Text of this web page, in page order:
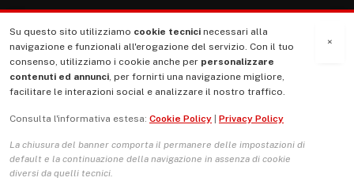
MENU
La Nostra Storia
Le Copertine
L’Associazione
×
Su questo sito utilizziamo cookie tecnici necessari alla
navigazione e funzionali all'erogazione del servizio. Con il tuo
consenso, utilizziamo i cookie anche per personalizzare
contenuti ed annunci, per fornirti una navigazione migliore,
facilitare le interazioni social e analizzare il nostro traffico.
Consulta l'informativa estesa: Cookie Policy Privacy Policy
La chiusura del banner comporta il permanere delle impostazioni di
default e la continuazione della navigazione in assenza di cookie
diversi da quelli tecnici.